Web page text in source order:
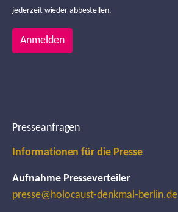
jederzeit wieder abbestellen.
Anmelden
Presseanfragen
Informationen für die Presse
Aufnahme Presseverteiler
presse@holocaust-denkmal-berlin.de